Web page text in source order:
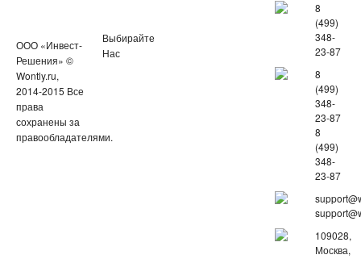
ООО «Инвест-
Решения» ©
Wontly.ru,
2014-2015 Все
права
сохранены за
правообладателями.
Выбирайте
Нас
8
(499)
348-
23-87
8
(499)
348-
23-87
8
(499)
348-
23-87
109028,
Москва,